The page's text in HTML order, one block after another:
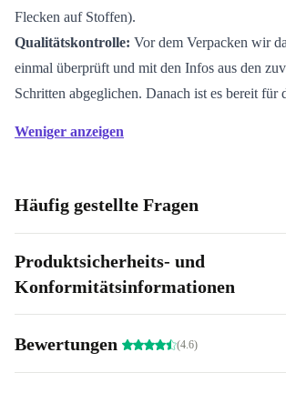
Flecken auf Stoffen).
Qualitätskontrolle: Vor dem Verpacken wir
einmal überprüft und mit den Infos aus den
Schritten abgeglichen. Danach ist es bereit für
Weniger anzeigen
Häufig gestellte Fragen
Produktsicherheits- und
Konformitätsinformationen
Bewertungen (4.6)